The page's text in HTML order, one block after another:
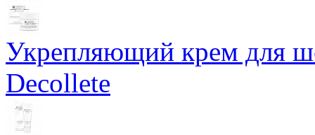
Укрепляющий крем для
Decollete